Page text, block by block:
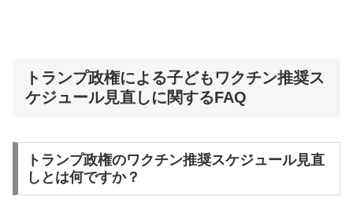
トランプ政権による子どもワクチン推奨ス
ケジュール見直しに関するFAQ
トランプ政権のワクチン推奨スケジュール見直
しとは何ですか？